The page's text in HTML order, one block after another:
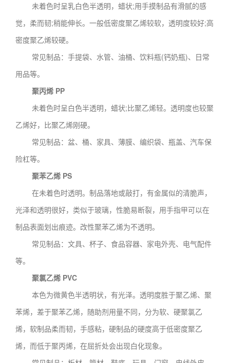
未着色时呈乳白色半透明，蜡状;用手摸制品有滑腻的感
觉，柔而韧;稍能伸长。一般低密度聚乙烯较软，透明度较好;高
密度聚乙烯较硬。
常见制品：手提袋、水管、油桶、饮料瓶(钙奶瓶)、日常
用品等。
聚丙烯 PP
未着色时呈白色半透明，蜡状;比聚乙烯轻。透明度也较聚
乙烯好，比聚乙烯刚硬。
常见制品：盆、桶、家具、薄膜、编织袋、瓶盖、汽车保
险杠等。
聚苯乙烯 PS
在未着色时透明。制品落地或敲打，有金属似的清脆声，
光泽和透明很好，类似于玻璃，性脆易断裂，用手指甲可以在
制品表面划出痕迹。改性聚苯乙烯为不透明。
常见制品：文具、杯子、食品容器、家电外壳、电气配件
等。
聚氯乙烯 PVC
本色为微黄色半透明状，有光泽。透明度胜于聚乙烯、聚
苯烯，差于聚苯乙烯，随助剂用量不同，分为软、硬聚氯乙
烯，软制品柔而韧，手感粘，硬制品的硬度高于低密度聚乙
烯，而低于聚丙烯，在屈折处会出现白化现象。